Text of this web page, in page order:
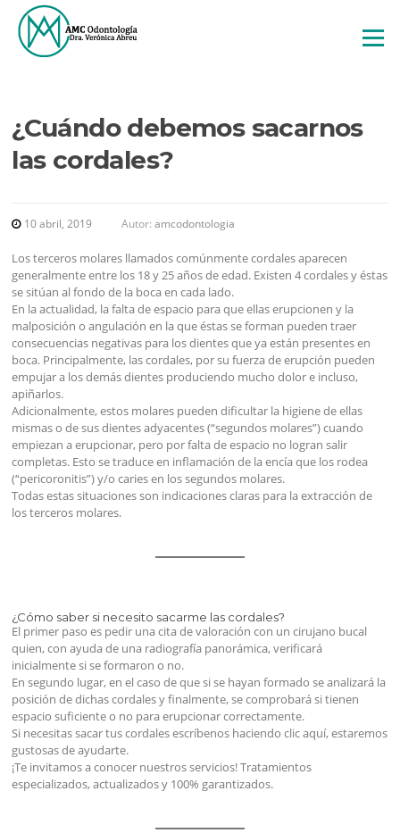
Saltar
contenido
Menú
ARTÍCULOS
¿Cuándo debemos sacarnos
las cordales?
10 abril, 2019 Autor:amcodontologia
Los terceros molares llamados comúnmente cordales aparecen
generalmente entre los 18 y 25 años de edad. Existen 4 cordales y éstas
se sitúan al fondo de la boca en cada lado.
En la actualidad, la falta de espacio para que ellas erupcionen y la
malposición o angulación en la que éstas se forman pueden traer
consecuencias negativas para los dientes que ya están presentes en
boca. Principalmente, las cordales, por su fuerza de erupción pueden
empujar a los demás dientes produciendo mucho dolor e incluso,
apiñarlos.
Adicionalmente, estos molares pueden dificultar la higiene de ellas
mismas o de sus dientes adyacentes (“segundos molares”) cuando
empiezan a erupcionar, pero por falta de espacio no logran salir
completas. Esto se traduce en inflamación de la encía que los rodea
(“pericoronitis”) y/o caries en los segundos molares.
Todas estas situaciones son indicaciones claras para la extracción de
los terceros molares.
¿Cómo saber si necesito sacarme las cordales?
El primer paso es pedir una cita de valoración con un cirujano bucal
quien, con ayuda de una radiografía panorámica, verificará
inicialmente si se formaron o no.
En segundo lugar, en el caso de que si se hayan formado se analizará la
posición de dichas cordales y finalmente, se comprobará si tienen
espacio suficiente o no para erupcionar correctamente.
Si necesitas sacar tus cordalesescríbenos haciendo clic aquí, estaremos
gustosas de ayudarte.
¡Te invitamos a conocer nuestros servicios!Tratamientos
especializados, actualizados y 100% garantizados.